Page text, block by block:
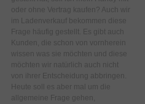
oder ohne Vertrag kaufen? Auch wir
im Ladenverkauf bekommen diese
Frage häufig gestellt. Es gibt auch
Kunden, die schon von vornherein
wissen was sie möchten und diese
möchten wir natürlich auch nicht
von ihrer Entscheidung abbringen.
Heute soll es aber mal um die
allgemeine Frage gehen,